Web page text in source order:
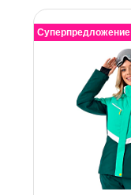
Суперпредложение